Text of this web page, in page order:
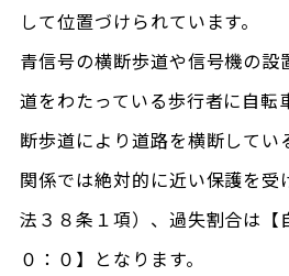
して位置づけられています。
青信号の横断歩道や信号機の
道をわたっている歩行者に自転
断歩道により道路を横断してい
関係では絶対的に近い保護を
法３８条１項）、過失割合は【
０：０】となります。